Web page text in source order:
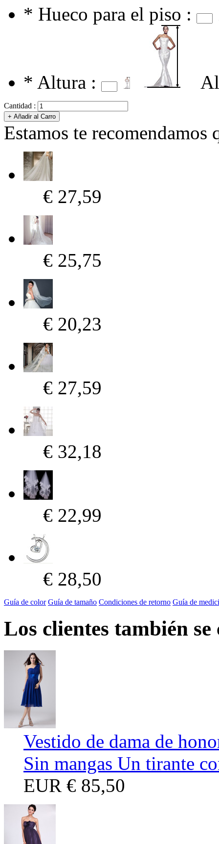
* Hueco para el piso :
* Altura :
Cantidad :
Estamos te recomendamos
€ 27,59
€ 25,75
€ 20,23
€ 27,59
€ 32,18
€ 22,99
€ 28,50
Guía de color Guía de tamaño Condiciones de retorno Guía de
Los clientes también se
Vestido de dama de
Sin mangas Un tirante
EUR € 85,50